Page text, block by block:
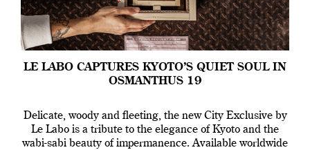
LE LABO CAPTURES KYOTO’S QUIET SOUL IN
OSMANTHUS 19
Delicate, woody and fleeting, the new City Exclusive by
Le Labo is a tribute to the elegance of Kyoto and the
wabi-sabi beauty of impermanence. Available worldwide